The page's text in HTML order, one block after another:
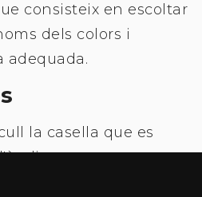
consisteix en escoltar
dels colors i
adequada.
la casella que es